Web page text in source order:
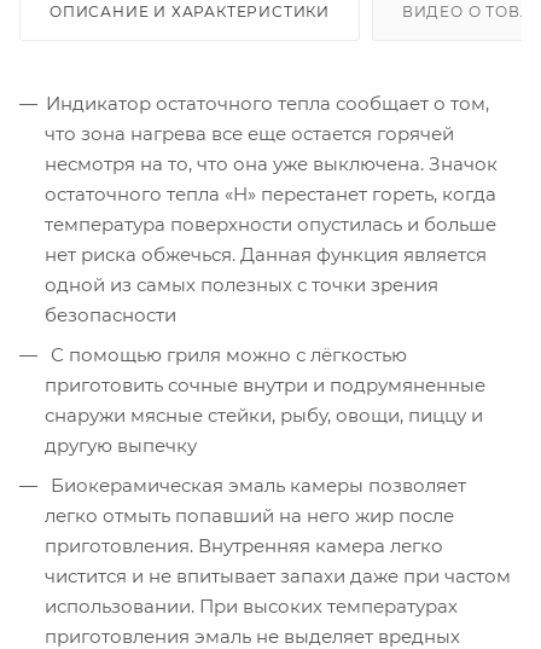
ОПИСАНИЕ И ХАРАКТЕРИСТИКИ ВИДЕО О
Индикатор остаточного тепла сообщает о том,
что зона нагрева все еще остается горячей
несмотря на то, что она уже выключена. Значок
остаточного тепла «Н» перестанет гореть, когда
температура поверхности опустилась и больше
нет риска обжечься. Данная функция является
одной из самых полезных с точки зрения
безопасности
С помощью гриля можно с лёгкостью
приготовить сочные внутри и подрумяненные
снаружи мясные стейки, рыбу, овощи, пиццу и
другую выпечку
Биокерамическая эмаль камеры позволяет
легко отмыть попавший на него жир после
приготовления. Внутренняя камера легко
чистится и не впитывает запахи даже при частом
использовании. При высоких температурах
приготовления эмаль не выделяет вредных